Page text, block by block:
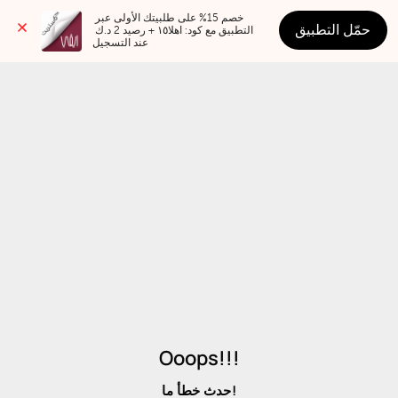
عند التسجيل
حمّل التطبيق
Ooops!!!
حدث خطأ ما!